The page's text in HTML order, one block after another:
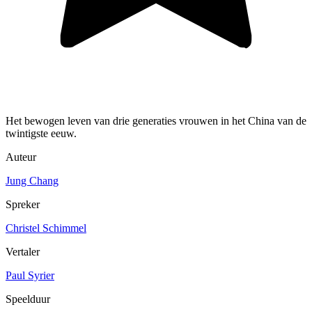
Het bewogen leven van drie generaties vrouwen in het China van de
twintigste eeuw.
Auteur
Jung Chang
Spreker
Christel Schimmel
Vertaler
Paul Syrier
Speelduur